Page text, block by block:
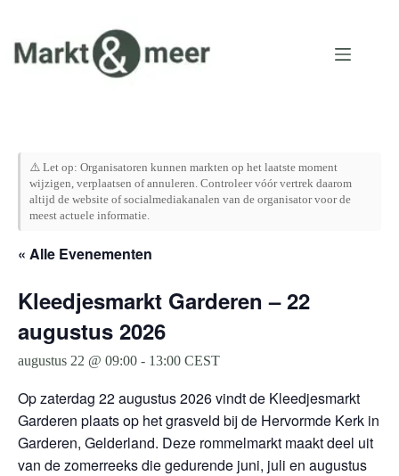
inhoud
⚠️ Let op: Organisatoren kunnen markten op het laatste moment
wijzigen, verplaatsen of annuleren. Controleer vóór vertrek daarom
altijd de website of socialmediakanalen van de organisator voor de
meest actuele informatie.
« Alle Evenementen
Kleedjesmarkt Garderen – 22
augustus 2026
augustus 22 @ 09:00 - 13:00 CEST
Op zaterdag 22 augustus 2026 vindt de Kleedjesmarkt
Garderen plaats op het grasveld bij de Hervormde Kerk in
Garderen, Gelderland. Deze rommelmarkt maakt deel uit
van de zomerreeks die gedurende juni, juli en augustus